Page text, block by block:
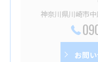
神奈川県川崎市
お問